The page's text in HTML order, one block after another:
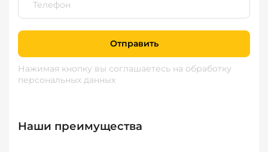
Отправить
Нажимая кнопку вы соглашаетесь на обработку
персональных данных
Наши преимущества